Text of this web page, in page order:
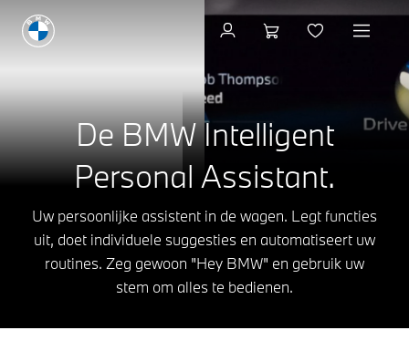
De BMW Intelligent
Personal Assistant.
Uw persoonlijke assistent in de wagen. Legt functies
uit, doet individuele suggesties en automatiseert uw
routines. Zeg gewoon "Hey BMW" en gebruik uw
stem om alles te bedienen.